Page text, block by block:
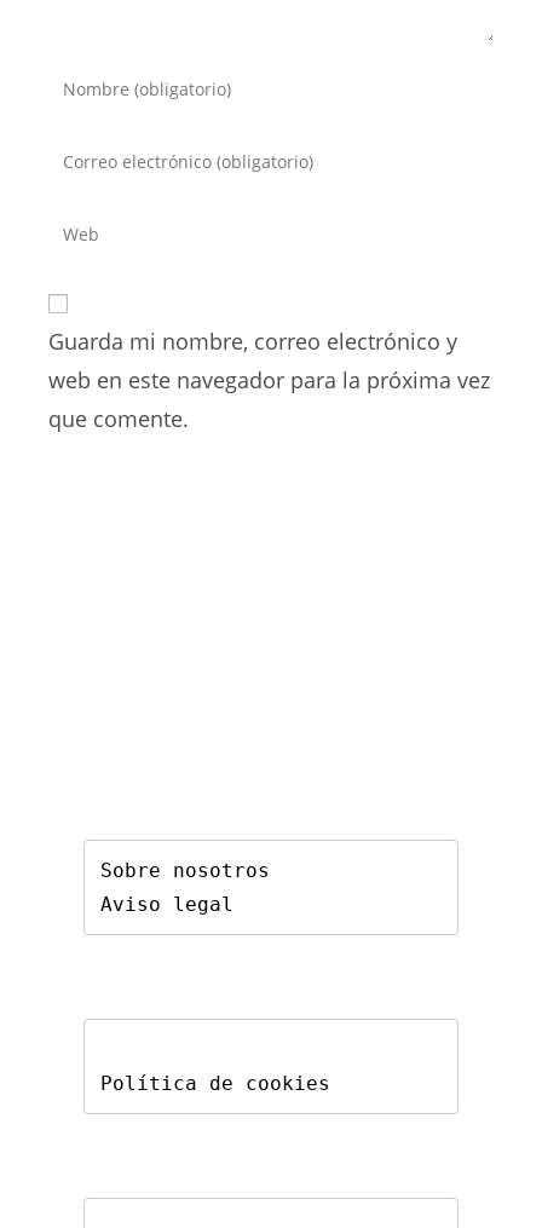
Introduce
de
para
comentar
Introduce
de
electrónico
para
Introduce
de
tu
web
Guarda mi nombre, correo electrónico y
web en este navegador para la próxima vez
que comente.
Sobre nosotros
Aviso legal
Política de cookies